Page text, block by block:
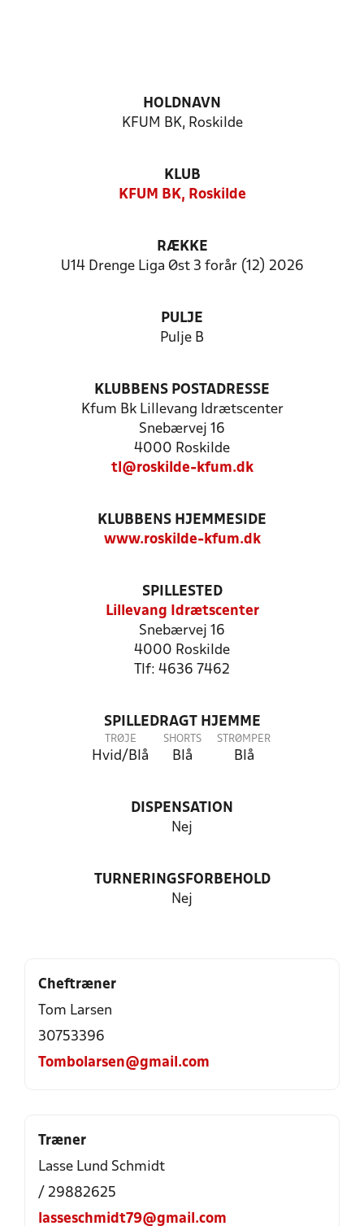
HOLDNAVN
KFUM BK, Roskilde
KLUB
KFUM BK, Roskilde
RÆKKE
U14 Drenge Liga Øst 3 forår (12) 2026
PULJE
Pulje B
KLUBBENS POSTADRESSE
Kfum Bk Lillevang Idrætscenter
Snebærvej 16
4000 Roskilde
tl@roskilde-kfum.dk
KLUBBENS HJEMMESIDE
www.roskilde-kfum.dk
SPILLESTED
Lillevang Idrætscenter
Snebærvej 16
4000 Roskilde
Tlf: 4636 7462
SPILLEDRAGT HJEMME
TRØJE
Hvid/Blå
SHORTS
Blå
STRØMPER
Blå
DISPENSATION
Nej
TURNERINGSFORBEHOLD
Nej
Cheftræner
Tom Larsen
30753396
Tombolarsen@gmail.com
Træner
Lasse Lund Schmidt
/ 29882625
lasseschmidt79@gmail.com